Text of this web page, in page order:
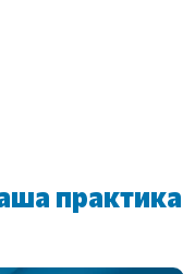
практика